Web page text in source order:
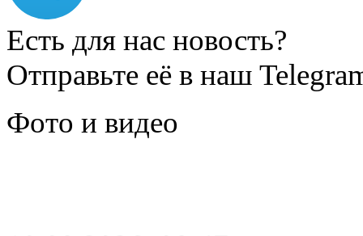
Есть для нас новость?
Отправьте её в наш
Фото и видео